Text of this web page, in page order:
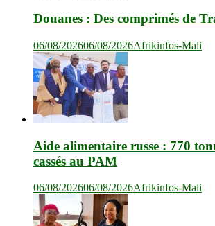
Douanes : Des comprimés de
06/08/202606/08/2026Afrikinfos-Mali
Aide alimentaire russe : 770
cassés au PAM
06/08/202606/08/2026Afrikinfos-Mali